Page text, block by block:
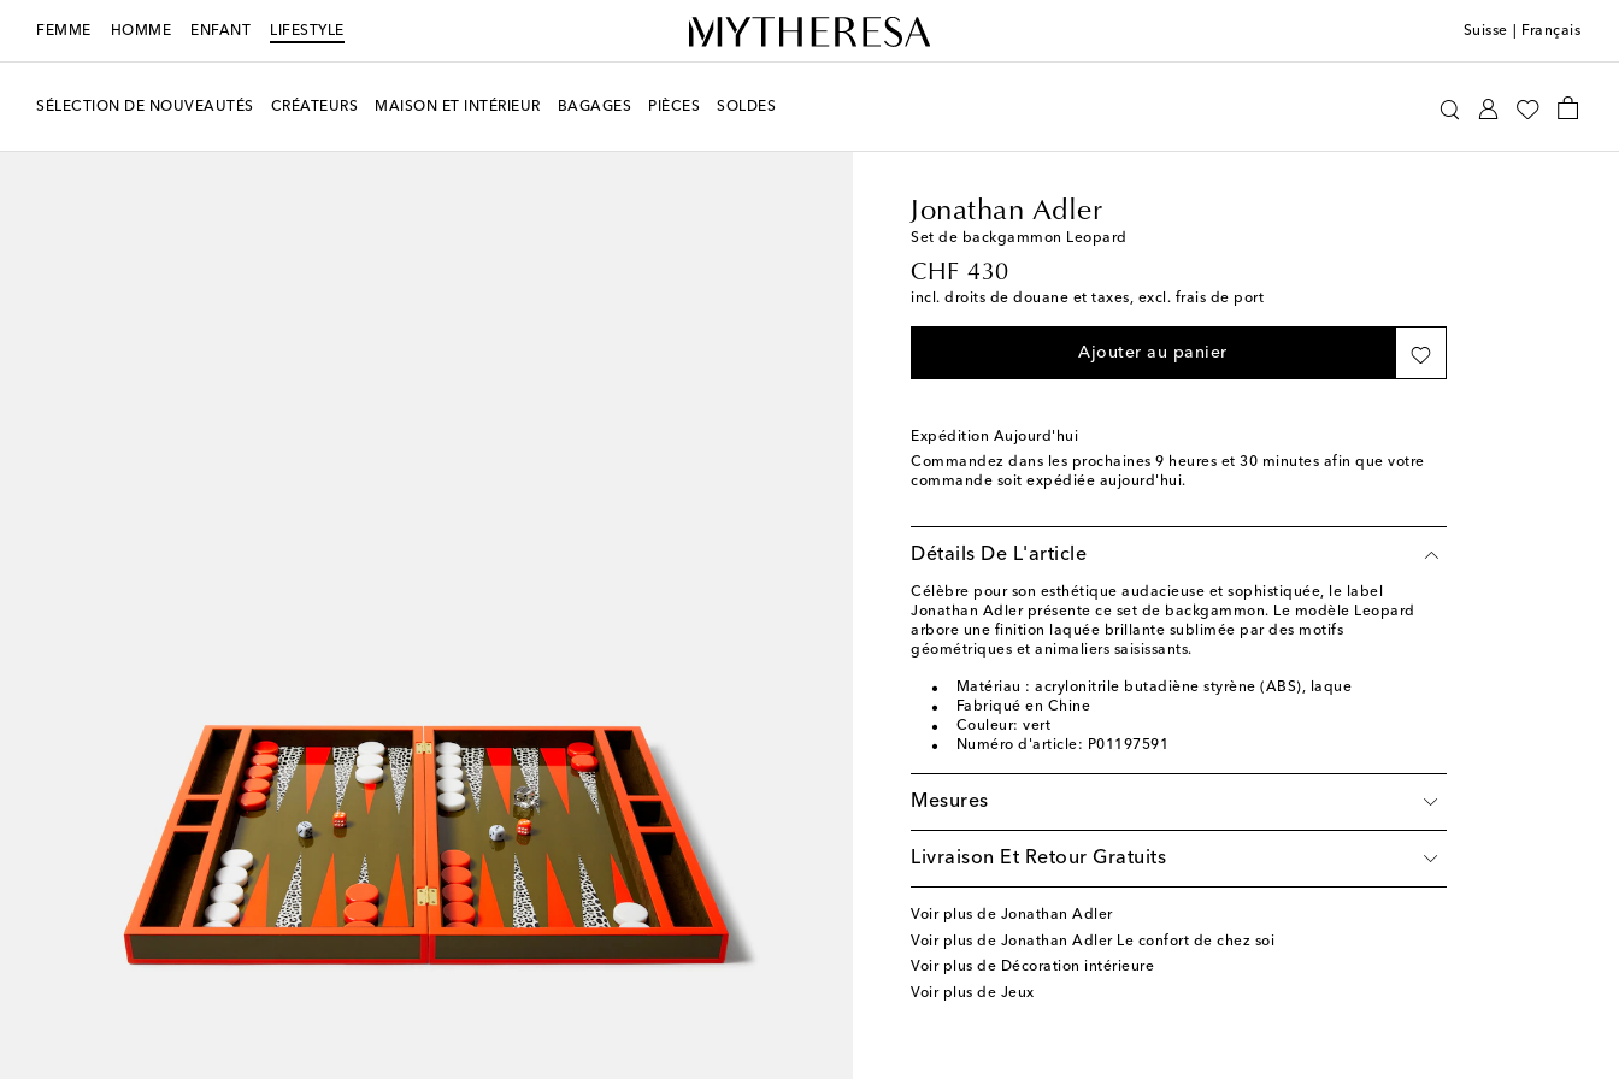
FEMME HOMME ENFANT LIFESTYLE Suisse Français
SÉLECTION DE NOUVEAUTÉS CRÉATEURS MAISON ET INTÉRIEUR BAGAGES PIÈCES SOLDES
Jonathan Adler
Set de backgammon Leopard
CHF 430
original price
incl. droits de douane et taxes, excl. frais de port
Ajouter au panier
Expédition Aujourd'hui
Commandez dans les prochaines 9 heures et 30 minutes afin que votre
commande soit expédiée aujourd'hui.
Détails De L'article
Célèbre pour son esthétique audacieuse et sophistiquée, le label
Jonathan Adler présente ce set de backgammon. Le modèle Leopard
arbore une finition laquée brillante sublimée par des motifs
géométriques et animaliers saisissants.
Matériau : acrylonitrile butadiène styrène (ABS), laque
Fabriqué en Chine
Couleur: vert
Numéro d'article: P01197591
Mesures
Livraison Et Retour Gratuits
Voir plus de Jonathan Adler
Voir plus de Jonathan Adler Le confort de chez soi
Voir plus de Décoration intérieure
Voir plus de Jeux